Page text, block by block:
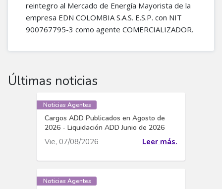
reintegro al Mercado de Energía Mayorista de la
empresa EDN COLOMBIA S.A.S. E.S.P. con NIT
900767795-3 como agente COMERCIALIZADOR.
Últimas noticias
Noticias Agentes
Cargos ADD Publicados en Agosto de
2026 - Liquidación ADD Junio de 2026
Vie, 07/08/2026 Leer más.
Noticias Agentes